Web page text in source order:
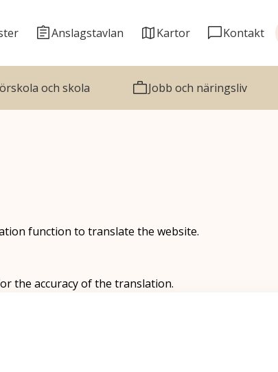
Anslagstavlan Kartor Kontakt
och skola Jobb och näringsliv
function to translate the website.
the accuracy of the translation.